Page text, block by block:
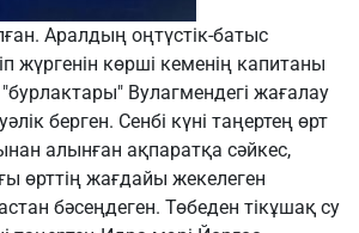
Аралдың оңтүстік-батыс
жүргенін көрші кеменің капитаны
Вулагмендегі жағалау
берген. Сенбі күні таңертең өрт
алынған ақпаратқа сәйкес,
өрттің жағдайы жекелеген
бәсеңдеген. Төбеден тікұшақ су